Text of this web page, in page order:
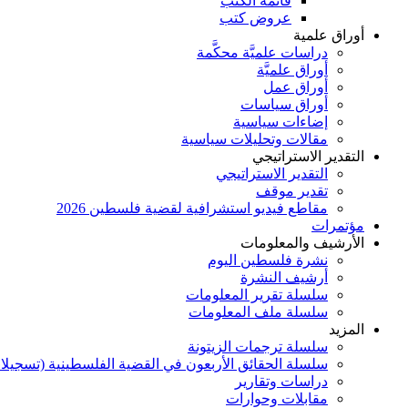
عروض كتب
أوراق علمية
دراسات علميَّة محكَّمة
أوراق علميَّة
أوراق عمل
أوراق سياسات
إضاءات سياسية
مقالات وتحليلات سياسية
التقدير الاستراتيجي
التقدير الاستراتيجي
تقدير موقف
مقاطع فيديو استشرافية لقضية فلسطين 2026
مؤتمرات
الأرشيف والمعلومات
نشرة فلسطين اليوم
أرشيف النشرة
سلسلة تقرير المعلومات
سلسلة ملف المعلومات
المزيد
سلسلة ترجمات الزيتونة
سلسلة الحقائق الأربعون في القضية الفلسطينية
دراسات وتقارير
مقابلات وحوارات